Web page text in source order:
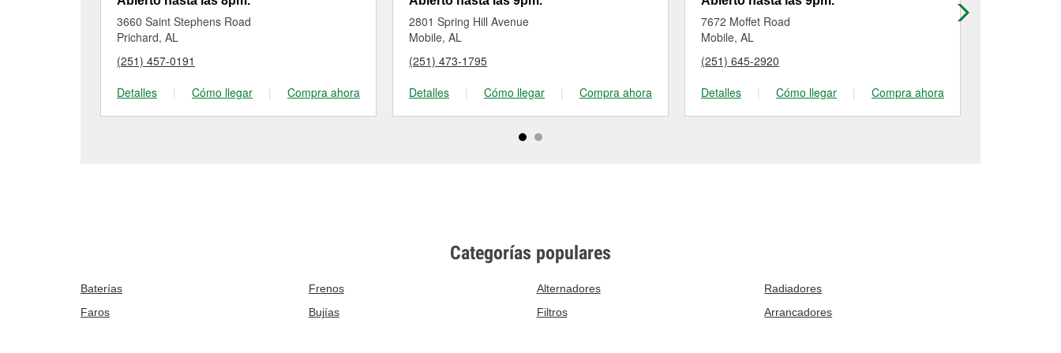
3660 Saint Stephens Road
Prichard, AL
(251) 457-0191
Detalles
| Cómo llegar | Compra ahora
2801 Spring Hill Avenue
Mobile, AL
(251) 473-1795
Detalles
| Cómo llegar | Compra ahora
7672 Moffet Road
Mobile, AL
(251) 645-2920
Detalles
| Cómo llegar | Compra ahora
Categorías populares
Baterías Frenos Alternadores
Radiadores
Faros
Bujías Filtros Arrancadores